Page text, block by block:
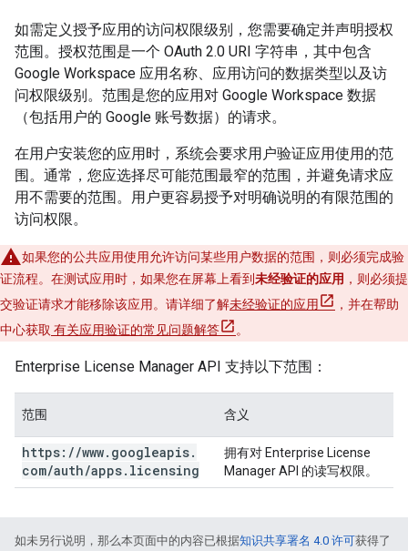
如需定义授予应用的访问权限级别，您需要确定并声明授权
范围。 授权范围是一个 OAuth 2.0 URI 字符串，其中包含
Google Workspace 应用名称、应用访问的数据类型以及访
问权限级别。范围是您的应用对 Google Workspace 数据
（包括用户的 Google 账号数据）的请求。
在用户安装您的应用时，系统会要求用户验证应用使用的范
围。通常，您应选择尽可能范围最窄的范围，并避免请求应
用不需要的范围。用户更容易授予对明确说明的有限范围的
访问权限。
如果您的公共应用使用允许访问某些用户数据的范围，则必须完成验
证流程。在测试应用时，如果您在屏幕上看到未经验证的应用 ，则必须提
交验证请求才能移除该应用。请详细了解未经验证的应用
，并在帮助
中心获取 有关应用验证的常见问题解答 。
Enterprise License Manager API 支持以下范围：
范围 含义
https: //www. googleapis.
com/auth/apps. licensing
拥有对 Enterprise License
Manager API 的读写权限。
如未另行说明，那么本页面中的内容已根据知识共享署名 4.0 许可获得了